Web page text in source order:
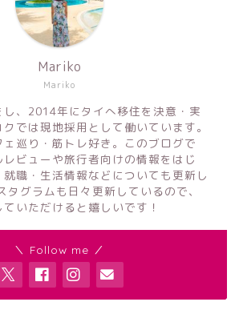
Mariko
Mariko
し、2014年にタイへ移住を決意・実
では現地採用として働いています。
巡り・筋トレ好き。このブログで
ビューや旅行者向けの情報をはじ
職・生活情報などについても更新し
タグラムも日々更新しているので、
いただけると嬉しいです！
＼ Follow me ／